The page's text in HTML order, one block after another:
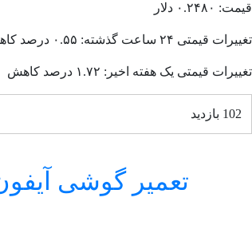
قیمت: ۰.۲۴۸۰ دلار
تغییرات قیمتی ۲۴ ساعت گذشته: ۰.۵۵ درصد کاهش
تغییرات قیمتی یک هفته اخیر: ۱.۷۲ درصد کاهش
102 بازدید
تعمیر گوشی